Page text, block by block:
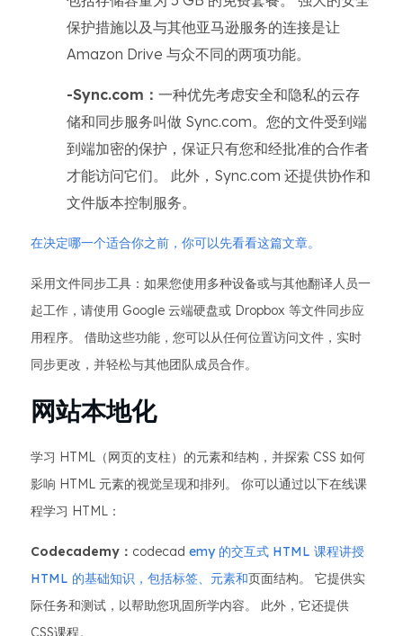
保护措施以及与其他亚马逊服务的连接是让
Amazon Drive 与众不同的两项功能。
-Sync.com： 一种优先考虑安全和隐私的云存
储和同步服务叫做 Sync.com。您的文件受到端
到端加密的保护，保证只有您和经批准的合作者
才能访问它们。 此外，Sync.com 还提供协作和
文件版本控制服务。
在决定哪一个适合你之前，你可以先看看这篇文章。
采用文件同步工具：如果您使用多种设备或与其他翻译人员一
起工作，请使用 Google 云端硬盘或 Dropbox 等文件同步应
用程序。 借助这些功能，您可以从任何位置访问文件，实时
同步更改，并轻松与其他团队成员合作。
网站本地化
学习 HTML（网页的支柱）的元素和结构，并探索 CSS 如何
影响 HTML 元素的视觉呈现和排列。 你可以通过以下在线课
程学习 HTML：
Codecademy： codecad emy 的交互式 HTML 课程讲授
HTML 的基础知识，包括标签、元素和页面结构。 它提供实
际任务和测试，以帮助您巩固所学内容。 此外，它还提供
CSS课程。